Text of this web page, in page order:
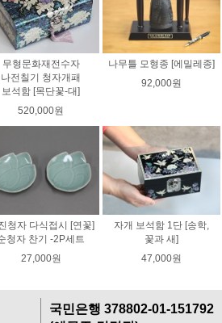
무형문화재전수자
나전칠기 청자개패
보석함 [목단꽃-대]
520,000원
나무틀 모형종 [에밀레종]
92,000원
청자 다식접시 [연꽃]
청자 찬기 -2P세트
27,000원
자개 보석함 1단 [송학,
꽃과 새]
47,000원
국민은행 378802-01-151792